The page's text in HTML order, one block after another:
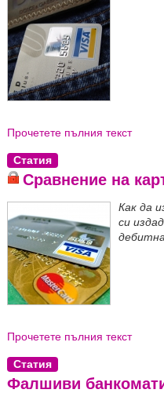
Прочетете пълния текст
Статия
Сравнение на
Как да
си
Прочетете пълния текст
Статия
Фалшиви